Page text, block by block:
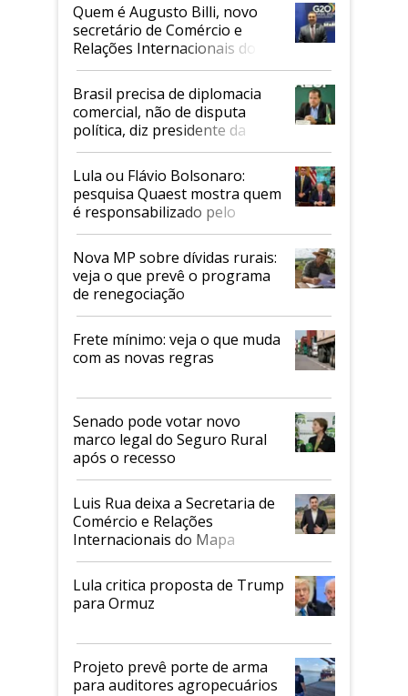
Quem é Augusto Billi, novo
secretário de Comércio e
Relações Internacionais do
Mapa
Brasil precisa de diplomacia
comercial, não de disputa
política, diz presidente da
Faesp
Lula ou Flávio Bolsonaro:
pesquisa Quaest mostra quem
é responsabilizado pelo
tarifaço dos EUA
Nova MP sobre dívidas rurais:
veja o que prevê o programa
de renegociação
Frete mínimo: veja o que muda
com as novas regras
Senado pode votar novo
marco legal do Seguro Rural
após o recesso
Luis Rua deixa a Secretaria de
Comércio e Relações
Internacionais do Mapa
Lula critica proposta de Trump
para Ormuz
Projeto prevê porte de arma
para auditores agropecuários